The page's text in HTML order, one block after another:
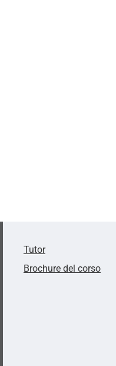
Tutor
Brochure del corso